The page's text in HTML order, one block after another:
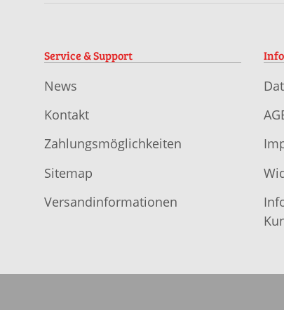
Service & Support
News
Kontakt
Zahlungsmöglichkeiten
Sitemap
Versandinformationen